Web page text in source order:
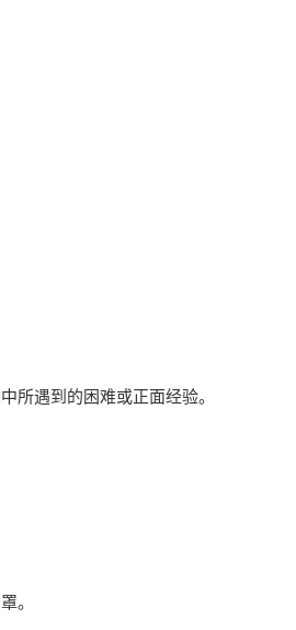
所遇到的困难或正面经验。
。